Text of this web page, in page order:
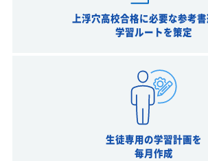
上浮穴高校合格に必要な参考
学習ルートを策定
生徒専用の学習計画を
毎月作成